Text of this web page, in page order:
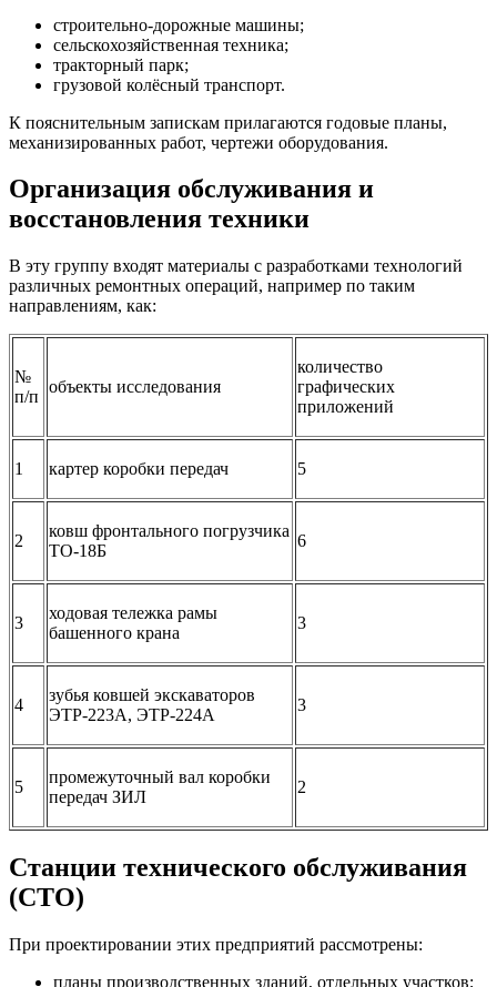
строительно-дорожные машины;
сельскохозяйственная техника;
тракторный парк;
грузовой колёсный транспорт.
К пояснительным запискам прилагаются годовые планы,
механизированных работ, чертежи оборудования.
Организация обслуживания и
восстановления техники
В эту группу входят материалы с разработками технологий
различных ремонтных операций, например по таким
направлениям, как:
№
п/п
объекты исследования
количество
графических
приложений
1 картер коробки передач 5
2
ковш фронтального погрузчика
ТО-18Б
6
3
ходовая тележка рамы
башенного крана
3
4
зубья ковшей экскаваторов
ЭТР-223А, ЭТР-224А
3
5
промежуточный вал коробки
передач ЗИЛ
2
Станции технического обслуживания
(СТО)
При проектировании этих предприятий рассмотрены:
планы производственных зданий, отдельных участков;